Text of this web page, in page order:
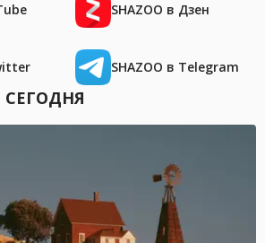
SHAZOO в Дзен
SHAZOO в Telegram